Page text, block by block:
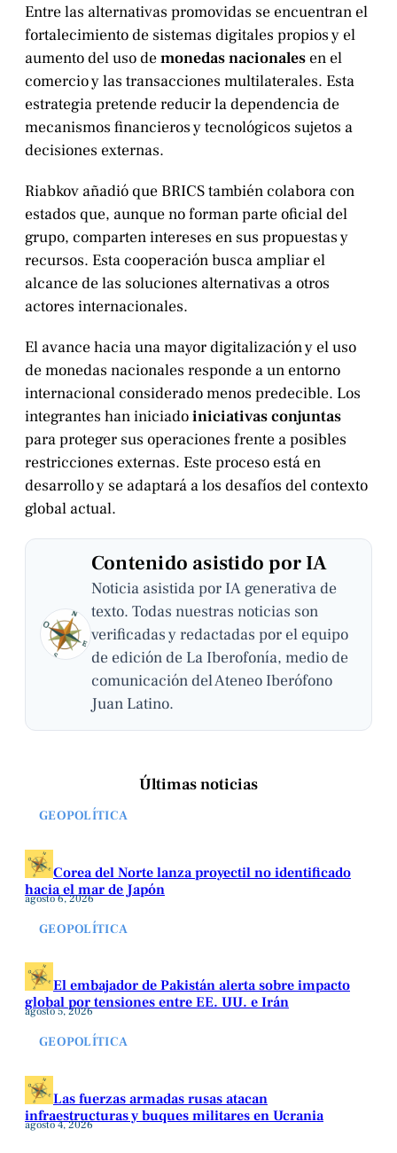
Entre las alternativas promovidas se encuentran el
fortalecimiento de sistemas digitales propios y el
aumento del uso demonedas nacionales en el
comercio y las transacciones multilaterales. Esta
estrategia pretende reducir la dependencia de
mecanismos financieros y tecnológicos sujetos a
decisiones externas.
Riabkov añadió que BRICS también colabora con
estados que, aunque no forman parte oficial del
grupo, comparten intereses en sus propuestas y
recursos. Esta cooperación busca ampliar el
alcance de las soluciones alternativas a otros
actores internacionales.
El avance hacia una mayor digitalización y el uso
de monedas nacionales responde a un entorno
internacional considerado menos predecible. Los
integrantes han iniciadoiniciativas conjuntas
para proteger sus operaciones frente a posibles
restricciones externas. Este proceso está en
desarrollo y se adaptará a los desafíos del contexto
global actual.
Contenido asistido por IA
Noticia asistida por IA generativa de
texto. Todas nuestras noticias son
verificadas y redactadas por el equipo
de edición de La Iberofonía, medio de
comunicación del Ateneo Iberófono
Juan Latino.
Últimas noticias
GEOPOLÍTICA
Corea del Norte lanza proyectil no identificado
hacia el mar de Japón
agosto 6, 2026
GEOPOLÍTICA
El embajador de Pakistán alerta sobre impacto
global por tensiones entre EE. UU. e Irán
agosto 5, 2026
GEOPOLÍTICA
Las fuerzas armadas rusas atacan
infraestructuras y buques militares en Ucrania
agosto 4, 2026